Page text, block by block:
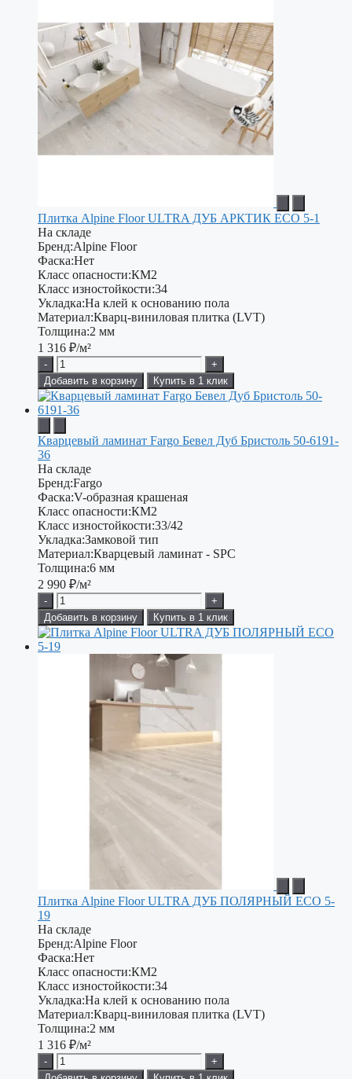
Плитка Alpine Floor ULTRA ДУБ АРКТИК ЕСО 5-1
На складе
Бренд:Alpine Floor
Фаска:Нет
Класс опасности:КМ2
Класс изностойкости:34
Укладка:На клей к основанию пола
Материал:Кварц-виниловая плитка (LVT)
Толщина:2 мм
1 316 ₽/м²
-
+
Добавить в корзину
Купить в 1 клик
Кварцевый ламинат Fargo Бевел Дуб Бристоль 50-6191-
36
На складе
Бренд:Fargo
Фаска:V-образная крашеная
Класс опасности:КМ2
Класс изностойкости:33/42
Укладка:Замковой тип
Материал:Кварцевый ламинат - SPC
Толщина:6 мм
2 990 ₽/м²
-
+
Добавить в корзину
Купить в 1 клик
Плитка Alpine Floor ULTRA ДУБ ПОЛЯРНЫЙ ECO 5-
19
На складе
Бренд:Alpine Floor
Фаска:Нет
Класс опасности:КМ2
Класс изностойкости:34
Укладка:На клей к основанию пола
Материал:Кварц-виниловая плитка (LVT)
Толщина:2 мм
1 316 ₽/м²
-
+